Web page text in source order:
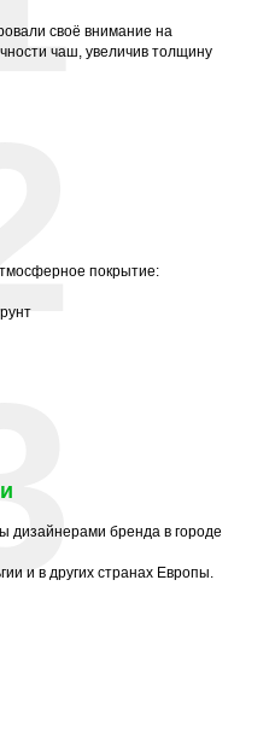
своё внимание на
чаш, увеличив толщину
покрытие:
дизайнерами бренда в городе
и в других странах Европы.